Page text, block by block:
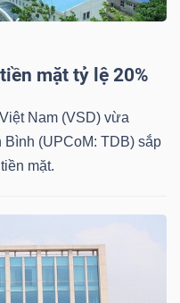
mặt tỷ lệ 20%
Nam (VSD) vừa
(UPCoM: TDB) sắp
mặt.